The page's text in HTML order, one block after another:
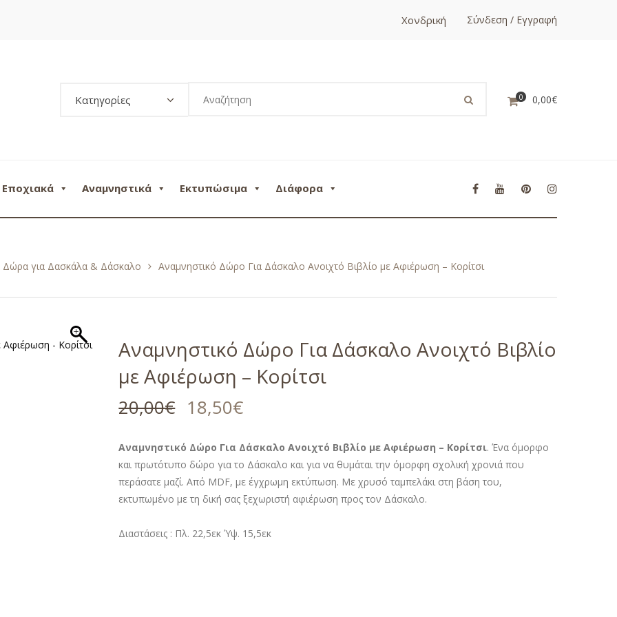
Χονδρική Σύνδεση / Εγγραφή
Κατηγορίες 0 0,00€
Εποχιακά Αναμνηστικά Εκτυπώσιμα Διάφορα
Δώρα για Δασκάλα & Δάσκαλο Αναμνηστικό Δώρο Για Δάσκαλο Ανοιχτό Βιβλίο με Αφιέρωση – Κορίτσι
Αναμνηστικό Δώρο Για Δάσκαλο Ανοιχτό Βιβλίο
με Αφιέρωση – Κορίτσι
20,00€ 18,50€
Αναμνηστικό Δώρο Για Δάσκαλο Ανοιχτό Βιβλίο με Αφιέρωση – Κορίτσι. Ένα όμορφο
και πρωτότυπο δώρο για το Δάσκαλο και για να θυμάται την όμορφη σχολική χρονιά που
περάσατε μαζί. Από MDF, με έγχρωμη εκτύπωση. Με χρυσό ταμπελάκι στη βάση του,
εκτυπωμένο με τη δική σας ξεχωριστή αφιέρωση προς τον Δάσκαλο.
Διαστάσεις : Πλ. 22,5εκ Ύψ. 15,5εκ